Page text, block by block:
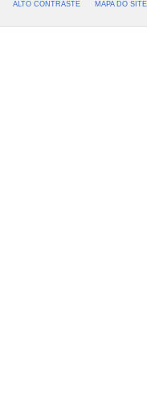
ALTO CONTRASTE MAPA DO SITE